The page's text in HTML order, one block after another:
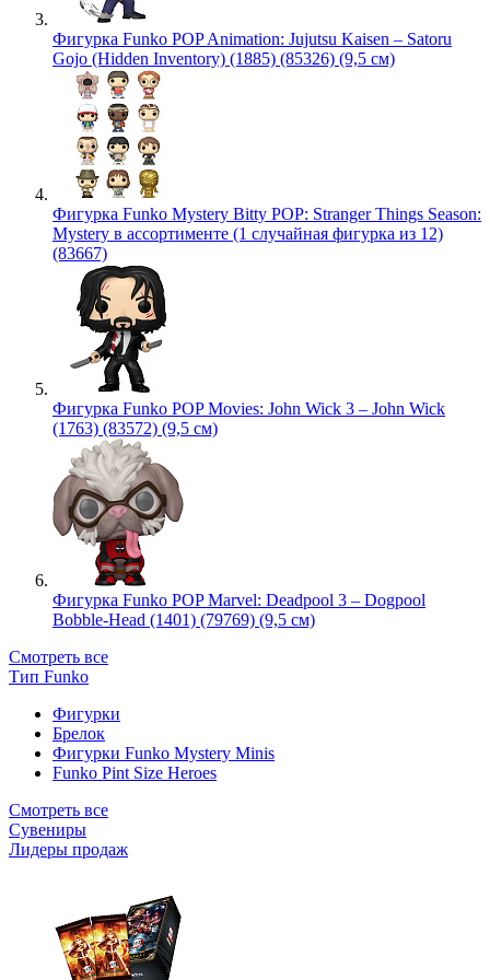
Фигурка Funko POP Animation: Jujutsu Kaisen – Satoru
Gojo (Hidden Inventory) (1885) (85326) (9,5 см)
Фигурка Funko Mystery Bitty POP: Stranger Things Season:
Mystery в ассортименте (1 случайная фигурка из 12)
(83667)
Фигурка Funko POP Movies: John Wick 3 – John Wick
(1763) (83572) (9,5 см)
Фигурка Funko POP Marvel: Deadpool 3 – Dogpool
Bobble-Head (1401) (79769) (9,5 см)
Смотреть все
Тип Funko
Фигурки
Брелок
Фигурки Funko Mystery Minis
Funko Pint Size Heroes
Смотреть все
Сувениры
Лидеры продаж